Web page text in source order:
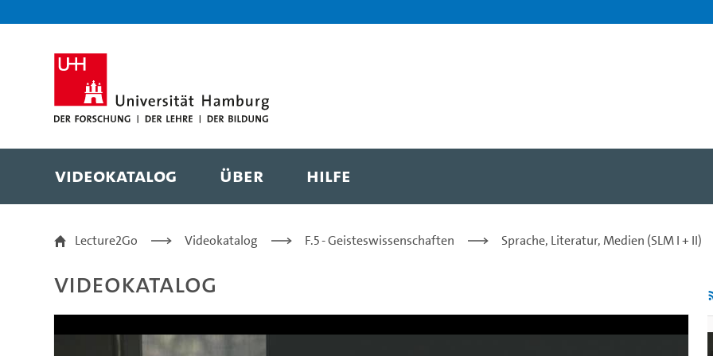
Videokatalog Über Hilfe
Erlebte Motion in der regungslosen
Lecture2Go Videokatalog F.5 - Geisteswissenschaften Sprache, Literatur, Medien (SLM I + II)
Videokatalog